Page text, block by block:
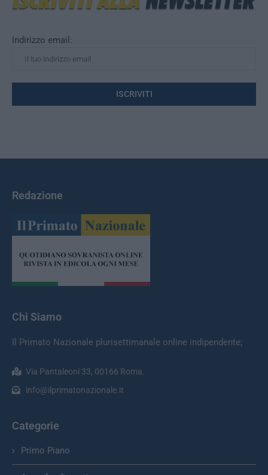
Indirizzo email:
Redazione
Chi Siamo
Il Primato Nazionale plurisettimanale online indipendente;
Via Pantaleoni 33, 00166 Roma.
info@ilprimatonazionale.it
Categorie
Primo Piano